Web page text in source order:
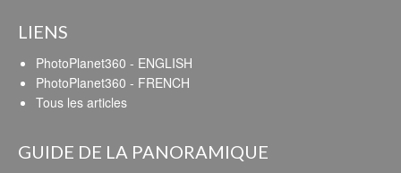
LIENS
PhotoPlanet360 - ENGLISH
PhotoPlanet360 - FRENCH
Tous les articles
GUIDE DE LA PANORAMIQUE